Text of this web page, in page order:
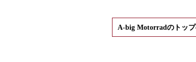
A-big Motorradのトッ